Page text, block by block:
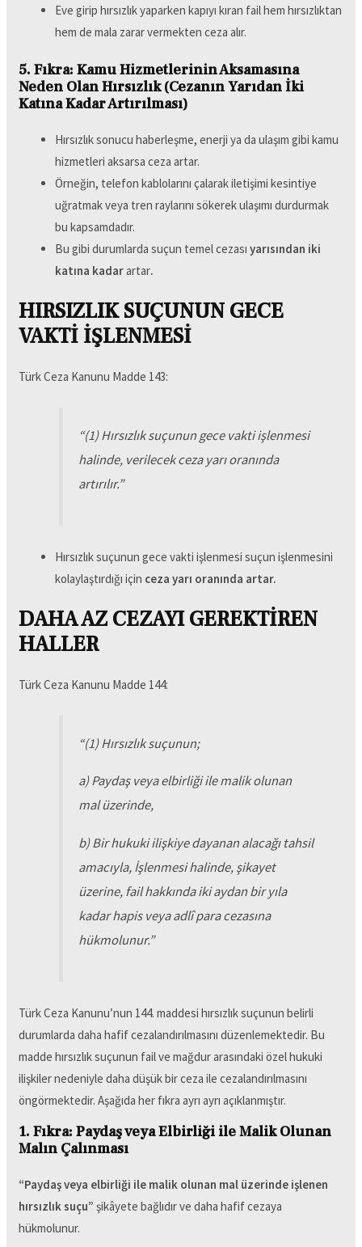
Eve girip hırsızlık yaparken kapıyı kıran fail hem hırsızlıktan
hem de mala zarar vermekten ceza alır.
5. Fıkra: Kamu Hizmetlerinin Aksamasına
Neden Olan Hırsızlık (Cezanın Yarıdan İki
Katına Kadar Artırılması)
Hırsızlık sonucu haberleşme, enerji ya da ulaşım gibi kamu
hizmetleri aksarsa ceza artar.
Örneğin, telefon kablolarını çalarak iletişimi kesintiye
uğratmak veya tren raylarını sökerek ulaşımı durdurmak
bu kapsamdadır.
Bu gibi durumlarda suçun temel cezasıyarısından iki
katına kadarartar.
HIRSIZLIK SUÇUNUN GECE
VAKTİ İŞLENMESİ
Türk Ceza Kanunu Madde 143:
“(1) Hırsızlık suçunun gece vakti işlenmesi
halinde, verilecek ceza yarı oranında
artırılır.”
Hırsızlık suçunun gece vakti işlenmesi suçun işlenmesini
kolaylaştırdığı için ceza yarı oranında artar.
DAHA AZ CEZAYI GEREKTİREN
HALLER
Türk Ceza Kanunu Madde 144:
“(1) Hırsızlık suçunun;
a) Paydaş veya elbirliği ile malik olunan
mal üzerinde,
b) Bir hukuki ilişkiye dayanan alacağı tahsil
amacıyla, İşlenmesi halinde, şikayet
üzerine, fail hakkında iki aydan bir yıla
kadar hapis veya adlî para cezasına
hükmolunur.”
Türk Ceza Kanunu’nun 144. maddesi hırsızlık suçunun belirli
durumlarda daha hafif cezalandırılmasını düzenlemektedir. Bu
madde hırsızlık suçunun fail ve mağdur arasındaki özel hukuki
ilişkiler nedeniyle daha düşük bir ceza ile cezalandırılmasını
öngörmektedir. Aşağıda her fıkra ayrı ayrı açıklanmıştır.
1. Fıkra: Paydaş veya Elbirliği ile Malik Olunan
Malın Çalınması
“Paydaş veya elbirliği ile malik olunan mal üzerinde işlenen
hırsızlık suçu” şikâyete bağlıdır ve daha hafif cezaya
hükmolunur.